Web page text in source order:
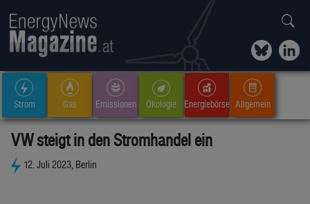
Strom Gas Emissionen Ökologie Energiebörse Allgemein
VW steigt in den Stromhandel ein
12. Juli 2023, Berlin